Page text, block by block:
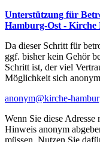
Unterstützung für
Hamburg-Ost - Kirche
Da dieser Schritt für
ggf. bisher kein Gehör
Schritt ist, der viel
Möglichkeit sich
anonym@kirche-
Wenn Sie diese Adresse
Hinweis anonym
müssen. Nutzen Sie